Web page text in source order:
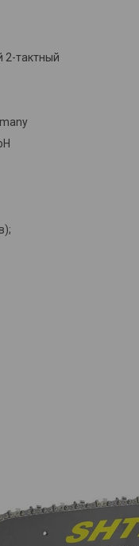
2-тактный